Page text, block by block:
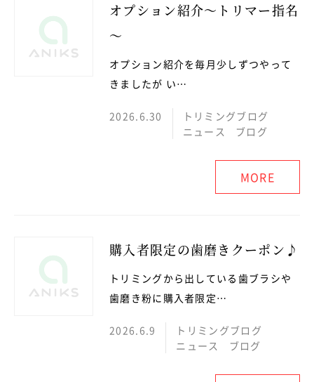
オプション紹介～トリマー指名
～
オプション紹介を毎月少しずつやって
きましたが い…
2026.6.30
トリミングブログ
ニュース
ブログ
MORE
購入者限定の歯磨きクーポン♪
トリミングから出している歯ブラシや
歯磨き粉に購入者限定…
2026.6.9
トリミングブログ
ニュース
ブログ